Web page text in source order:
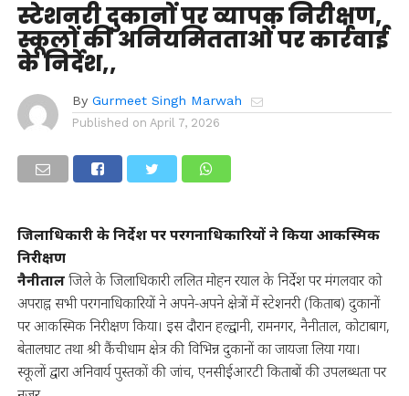
स्टेशनरी दुकानों पर व्यापक निरीक्षण,
स्कूलों की अनियमितताओं पर कार्रवाई
के निर्देश,,
By Gurmeet Singh Marwah
Published on April 7, 2026
जिलाधिकारी के निर्देश पर परगनाधिकारियों ने किया आकस्मिक
निरीक्षण
नैनीतालजिले के जिलाधिकारी ललित मोहन रयाल के निर्देश पर मंगलवार को
अपराह्न सभी परगनाधिकारियों ने अपने-अपने क्षेत्रों में स्टेशनरी (किताब) दुकानों
पर आकस्मिक निरीक्षण किया। इस दौरान हल्द्वानी, रामनगर, नैनीताल, कोटाबाग,
बेतालघाट तथा श्री कैंचीधाम क्षेत्र की विभिन्न दुकानों का जायजा लिया गया।
स्कूलों द्वारा अनिवार्य पुस्तकों की जांच, एनसीईआरटी किताबों की उपलब्धता पर